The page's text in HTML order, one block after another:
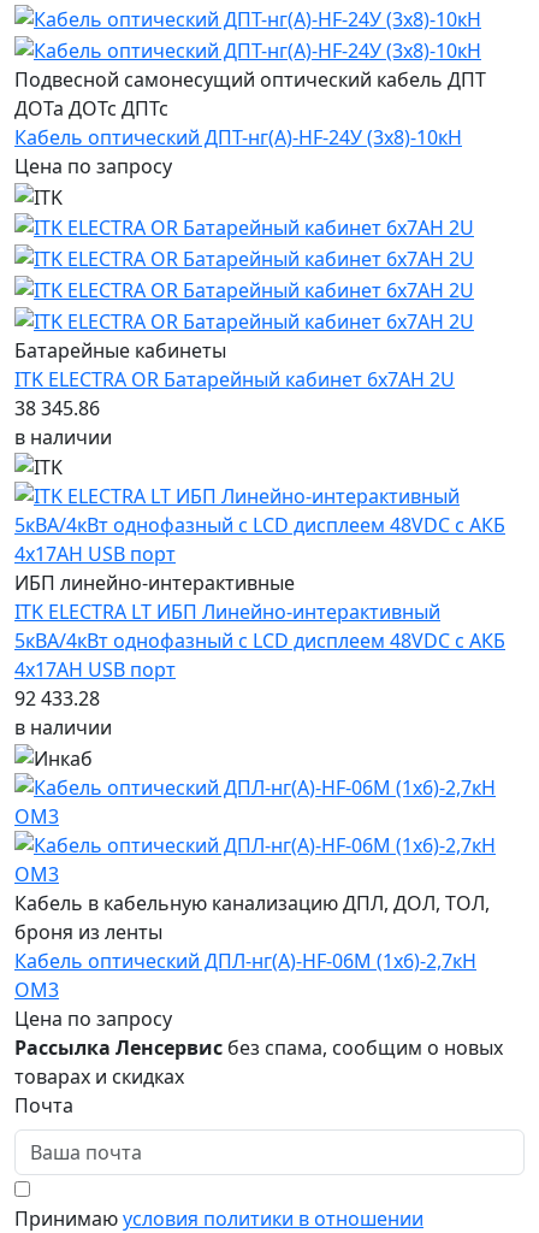
Подвесной самонесущий оптический кабель ДПТ
ДОТа ДОТс ДПТс
Кабель оптический ДПТ-нг(А)-HF-24У (3х8)-10кН
Цена по запросу
Батарейные кабинеты
ITK ELECTRA OR Батарейный кабинет 6х7AH 2U
38 345.86
в наличии
ИБП линейно-интерактивные
ITK ELECTRA LT ИБП Линейно-интерактивный
5кВА/4кВт однофазный с LCD дисплеем 48VDC с АКБ
4х17AH USB порт
92 433.28
в наличии
Кабель в кабельную канализацию ДПЛ, ДОЛ, ТОЛ,
броня из ленты
Кабель оптический ДПЛ-нг(A)-HF-06М (1х6)-2,7кН
ОМ3
Цена по запросу
Рассылка Ленсервис без спама, сообщим о новых
товарах и скидках
Почта
Принимаюусловия политики в отношении